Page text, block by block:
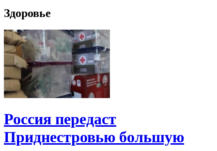
Здоровье
Россия передаст
Приднестровью большую